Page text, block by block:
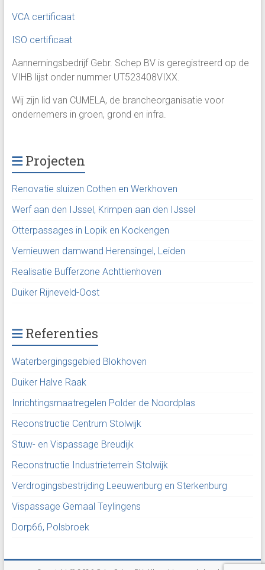
VCA certificaat
ISO certificaat
Aannemingsbedrijf Gebr. Schep BV is geregistreerd op de
VIHB lijst onder nummer UT523408VIXX.
Wij zijn lid van CUMELA, de brancheorganisatie voor
ondernemers in groen, grond en infra.
Projecten
Renovatie sluizen Cothen en Werkhoven
Werf aan den IJssel, Krimpen aan den IJssel
Otterpassages in Lopik en Kockengen
Vernieuwen damwand Herensingel, Leiden
Realisatie Bufferzone Achttienhoven
Duiker Rijneveld-Oost
Referenties
Waterbergingsgebied Blokhoven
Duiker Halve Raak
Inrichtingsmaatregelen Polder de Noordplas
Reconstructie Centrum Stolwijk
Stuw- en Vispassage Breudijk
Reconstructie Industrieterrein Stolwijk
Verdrogingsbestrijding Leeuwenburg en Sterkenburg
Vispassage Gemaal Teylingens
Dorp66, Polsbroek